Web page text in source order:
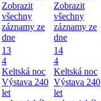
Zobrazit
všechny
záznamy ze
dne
Zobrazit
všechny
záznamy ze
dne
13
4
Keltská noc
Výstava 240
let
14
4
Keltská noc
Výstava 240
let